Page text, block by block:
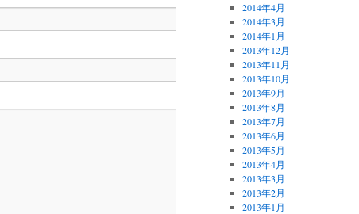
2014年4月
2014年3月
2014年1月
2013年12月
2013年11月
2013年10月
2013年9月
2013年8月
2013年7月
2013年6月
2013年5月
2013年4月
2013年3月
2013年2月
2013年1月